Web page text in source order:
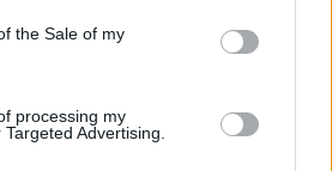
the Sale of my
processing my
Advertising.
poche ore di ricovero.Alla
trovato un accordo